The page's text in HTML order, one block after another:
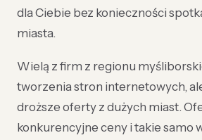
dla Ciebie bez konieczności
miasta.
Wielą z firm z regionu
tworzenia stron internetowych,
droższe oferty z dużych miast.
konkurencyjne ceny i takie samo